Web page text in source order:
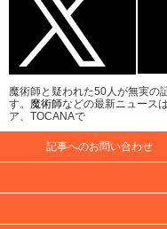
魔術師と疑われた50人が無実の
す。 魔術師などの最新ニュース
ア、TOCANAで
記事へのお問い合わせ